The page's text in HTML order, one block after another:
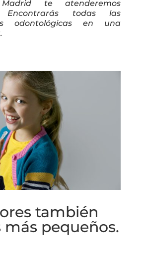
te atenderemos
Encontrarás todas las
odontológicas en una
también
más pequeños.